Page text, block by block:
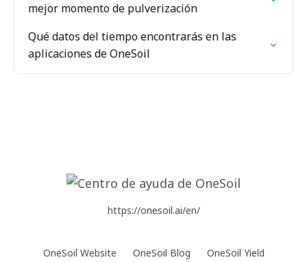
mejor momento de pulverización
Qué datos del tiempo encontrarás en las
aplicaciones de OneSoil
https://onesoil.ai/en/
OneSoil Website OneSoil Blog OneSoil Yield